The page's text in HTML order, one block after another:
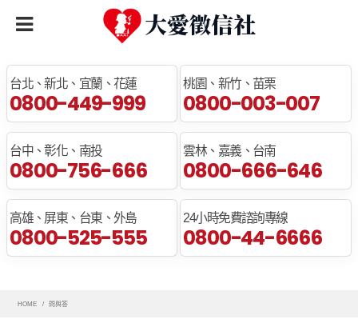
全臺免費諮詢專線
台北、新北、宜蘭、花蓮
0800-449-999
桃園、新竹、苗栗
0800-003-007
台中、彰化、南投
0800-756-666
雲林、嘉義、台南
0800-666-646
高雄、屏東、台東、外島
0800-525-555
24小時免費諮詢專線
0800-44-6666
HOME 問與答